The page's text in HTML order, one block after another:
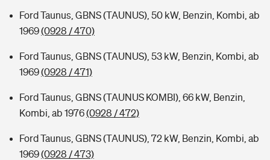
Ford Taunus, GBNS (TAUNUS), 50 kW, Benzin, Kombi, ab
1969(0928 / 470)
Ford Taunus, GBNS (TAUNUS), 53 kW, Benzin, Kombi, ab
1969(0928 / 471)
Ford Taunus, GBNS (TAUNUS KOMBI), 66 kW, Benzin,
Kombi, ab 1976(0928 / 472)
Ford Taunus, GBNS (TAUNUS), 72 kW, Benzin, Kombi, ab
1969(0928 / 473)